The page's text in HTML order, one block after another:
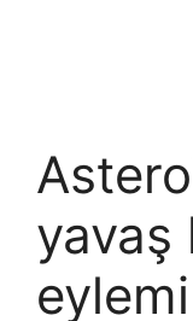
yavaş
eylemi